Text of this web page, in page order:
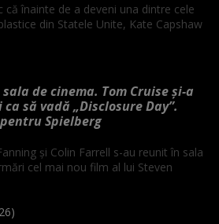
că înainte de a deveni una dintre cele
din Statele Unite, Kate Capshaw
de cinema. Tom Cruise și-a
să vadă „Disclosure Day”.
Spielberg
și Colin Farrell s-au reunit în sala
cel mai nou film al lui Steven